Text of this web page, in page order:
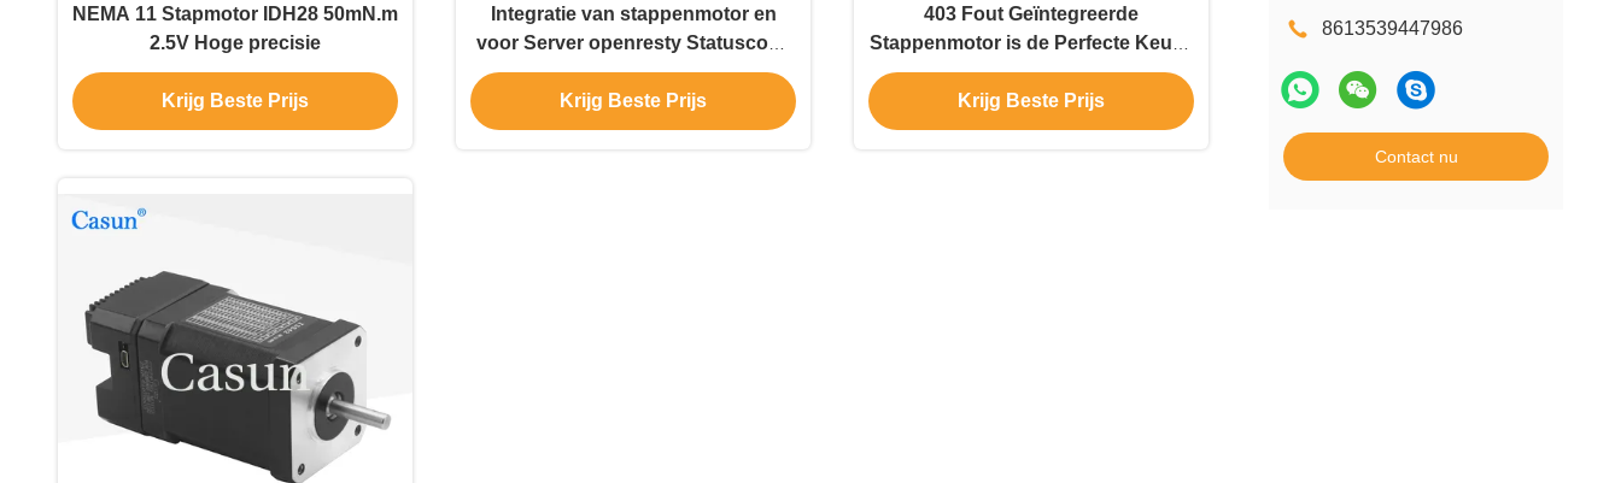
8613539447986
Contact nu
NEMA 11 Stapmotor IDH28 50mN.m
2.5V Hoge precisie
Krijg Beste Prijs
Integratie van stappenmotor en
voor Server openresty Statuscode
403 Integratiemogelijkheden
Krijg Beste Prijs
403 Fout Geïntegreerde
Stappenmotor is de Perfecte Keuze
voor Uw Bedrijf
Krijg Beste Prijs